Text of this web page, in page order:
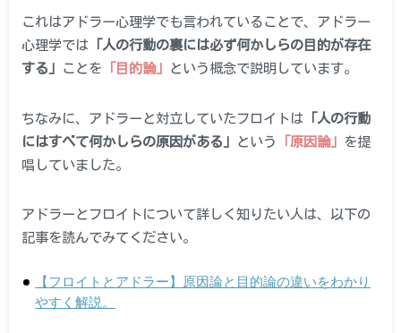
これはアドラー心理学でも言われていることで、アドラー
心理学では 「人の行動の裏には必ず何かしらの目的が存在
する」
ことを 「目的論」 という概念で説明しています。
ちなみに、アドラーと対立していたフロイトは 「人の行動
にはすべて何かしらの原因がある」
という 「原因論」
を提
唱していました。
アドラーとフロイトについて詳しく知りたい人は、以下の
記事を読んでみてください。
【フロイトとアドラー】原因論と目的論の違いをわかり
やすく解説。